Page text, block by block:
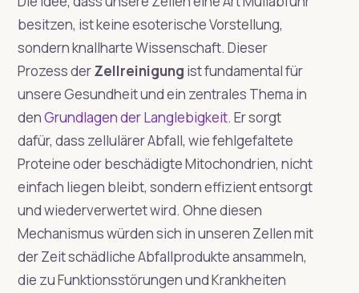
besitzen, ist keine esoterische Vorstellung,
sondern knallharte Wissenschaft. Dieser
Prozess derZellreinigung ist fundamental für
unsere Gesundheit und ein zentrales Thema in
denGrundlagen der Langlebigkeit. Er sorgt
dafür, dass zellulärer Abfall, wie fehlgefaltete
Proteine oder beschädigte Mitochondrien, nicht
einfach liegen bleibt, sondern effizient entsorgt
und wiederverwertet wird. Ohne diesen
Mechanismus würden sich in unseren Zellen mit
der Zeit schädliche Abfallprodukte ansammeln,
die zu Funktionsstörungen und Krankheiten